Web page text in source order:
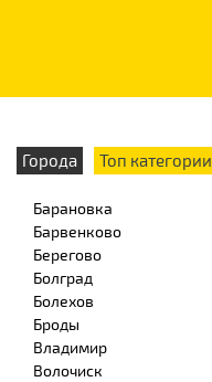
Города Топ категории
Барановка
Барвенково
Берегово
Болград
Болехов
Броды
Владимир
Волочиск